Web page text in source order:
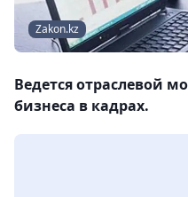
Zakon.kz
Ведется отраслевой
бизнеса в кадрах.